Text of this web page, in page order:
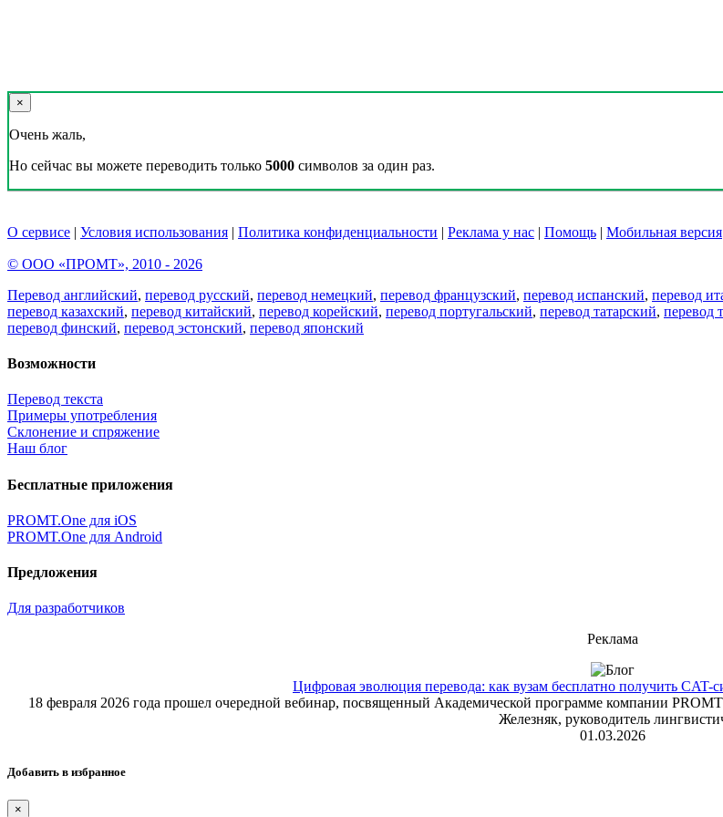
×
Очень жаль,
Но сейчас вы можете переводить только 5000 символов за один раз.
О сервисе | Условия использования | Политика конфиденциальности | Реклама у нас | Помощь | Мобильная версия
© ООО «ПРОМТ», 2010 - 2026
Перевод английский, перевод русский, перевод немецкий, перевод французский, перевод испанский, перевод
перевод казахский, перевод китайский, перевод корейский, перевод португальский, перевод татарский, перевод
перевод финский, перевод эстонский, перевод японский
Возможности
Перевод текста
Примеры употребления
Склонение и спряжение
Наш блог
Бесплатные приложения
PROMT.One для iOS
PROMT.One для Android
Предложения
Для разработчиков
Реклама
Цифровая эволюция перевода: как вузам бесплатно получить CAT-
18 февраля 2026 года прошел очередной вебинар, посвященный Академической программе компании
Железняк, руководитель
01.03.2026
Добавить в избранное
×